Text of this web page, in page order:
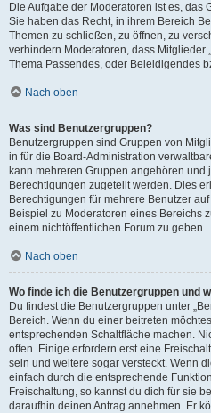
Die Aufgabe der Moderatoren ist es, das
Sie haben das Recht, in ihrem Bereich
Themen zu schließen, zu öffnen, zu
verhindern Moderatoren, dass Mitglieder
Thema Passendes, oder Beleidigendes
Nach oben
Was sind Benutzergruppen?
Benutzergruppen sind Gruppen von
in für die Board-Administration
kann mehreren Gruppen angehören und
Berechtigungen zugeteilt werden. Dies
Berechtigungen für mehrere Benutzer
Beispiel zu Moderatoren eines Bereichs
einem nichtöffentlichen Forum zu geben.
Nach oben
Wo finde ich die Benutzergruppen und
Du findest die Benutzergruppen unter
Bereich. Wenn du einer beitreten
entsprechenden Schaltfläche machen.
offen. Einige erfordern erst eine
sein und weitere sogar versteckt. Wenn
einfach durch die entsprechende
Freischaltung, so kannst du dich für sie
daraufhin deinen Antrag annehmen. Er